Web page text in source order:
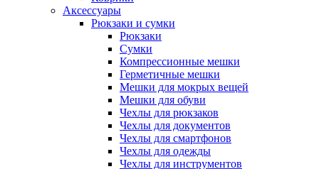
Аксессуары
Рюкзаки и сумки
Рюкзаки
Сумки
Компрессионные мешки
Герметичные мешки
Мешки для мокрых вещей
Мешки для обуви
Чехлы для рюкзаков
Чехлы для документов
Чехлы для смартфонов
Чехлы для одежды
Чехлы для инструментов